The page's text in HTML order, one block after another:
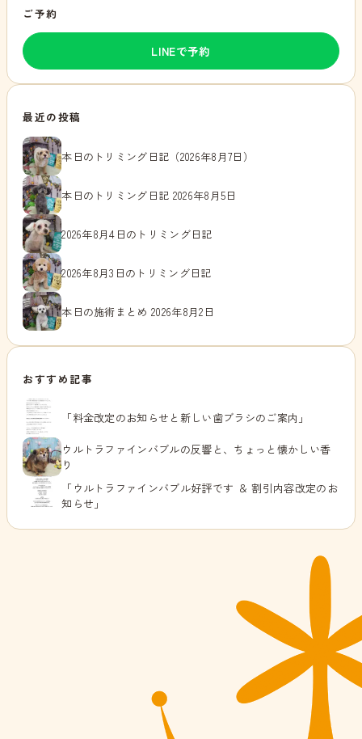
ご予約
LINEで予約
最近の投稿
本日のトリミング日記（2026年8月7日）
本日のトリミング日記 2026年8月5日
2026年8月4日のトリミング日記
2026年8月3日のトリミング日記
本日の施術まとめ 2026年8月2日
おすすめ記事
「料金改定のお知らせと新しい歯ブラシのご案内」
ウルトラファインバブルの反響と、ちょっと懐かしい香
り
「ウルトラファインバブル好評です ＆ 割引内容改定のお
知らせ」